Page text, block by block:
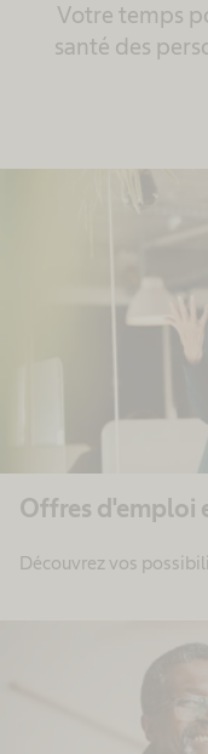
Votre temps
santé des
Offres d'emploi
Découvrez vos